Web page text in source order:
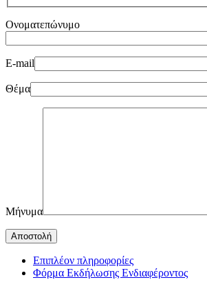
Ονοματεπώνυμο
E-mail
Θέμα
Μήνυμα
Επιπλέον πληροφορίες
Φόρμα Εκδήλωσης Ενδιαφέροντος